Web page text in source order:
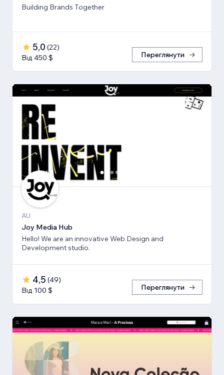
Building Brands Together
5,0 (22)
Від 450 $
Переглянути
AU
Joy Media Hub
Hello! We are an innovative Web Design and
Development studio.
4,5 (49)
Від 100 $
Переглянути